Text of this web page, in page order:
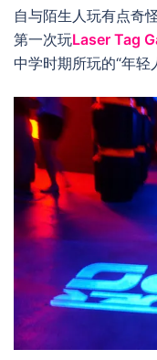
自与陌生人玩有点奇
第一次玩Laser Tag
中学时期所玩的“年轻